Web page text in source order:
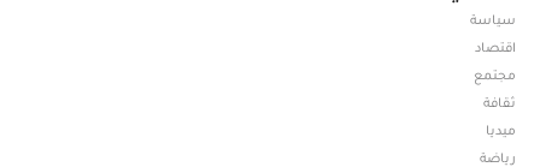
سياسة
اقتصاد
مجتمع
ثقافة
ميديا
رياضة